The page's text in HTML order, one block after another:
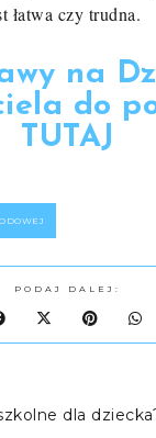
łatwa czy trudna.
na
do
TUTAJ
PODAJ DALEJ:
dla